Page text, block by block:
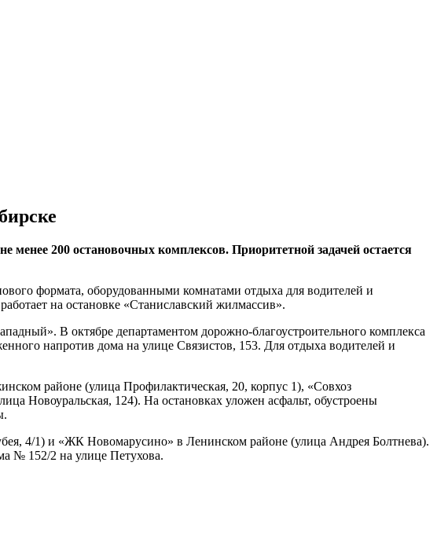
200 остановочных комплексов. Приоритетной задачей остается
формата, оборудованными комнатами отдыха для водителей и
на остановке «Станиславский жилмассив».
В октябре департаментом дорожно-благоустроительного комплекса
напротив дома на улице Связистов, 153. Для отдыха водителей и
районе (улица Профилактическая, 20, корпус 1), «Совхоз
Новоуральская, 124). На остановках уложен асфальт, обустроены
4/1) и «ЖК Новомарусино» в Ленинском районе (улица Андрея Болтнева).
№ 152/2 на улице Петухова.